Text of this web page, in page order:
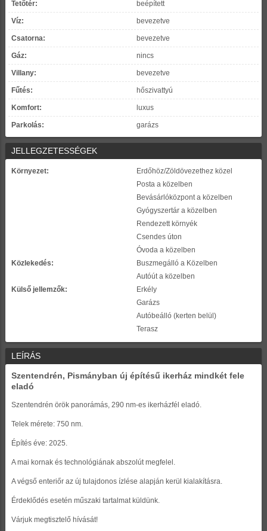
Tetőtér: beépített
Víz: bevezetve
Csatorna: bevezetve
Gáz: nincs
Villany: bevezetve
Fűtés: hőszivattyú
Komfort: luxus
Parkolás: garázs
JELLEGZETESSÉGEK
Környezet:
Erdőhöz/Zöldövezethez közel
Posta a közelben
Bevásárlóközpont a közelben
Gyógyszertár a közelben
Rendezett környék
Csendes úton
Óvoda a közelben
Közlekedés:
Buszmegálló a Közelben
Autóút a közelben
Külső jellemzők:
Erkély
Garázs
Autóbeálló (kerten belül)
Terasz
LEÍRÁS
Szentendrén, Pismányban új építésű ikerház mindkét fele
eladó
Szentendrén örök panorámás, 290 nm-es ikerházfél eladó.
Telek mérete: 750 nm.
Építés éve: 2025.
A mai kornak és technológiának abszolút megfelel.
A végső enteriőr az új tulajdonos ízlése alapján kerül kialakításra.
Érdeklődés esetén műszaki tartalmat küldünk.
Várjuk megtisztelő hívását!